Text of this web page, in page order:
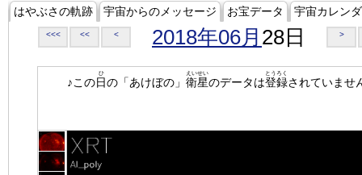
はやぶさの軌跡 宇宙からのメッセージ お宝データ 宇宙カレン
<<< << < 2018年06月 28日 >
♪この日
ひ
の「あけぼの」 衛星
えいせい
のデータは登録
とうろく
されていませ